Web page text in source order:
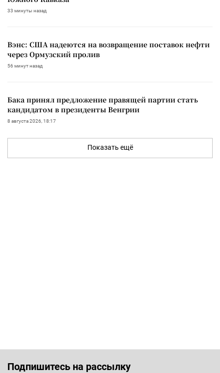
33 минуты назад
Вэнс: США надеются на возвращение поставок нефти
через Ормузский пролив
56 минут назад
Бака принял предложение правящей партии стать
кандидатом в президенты Венгрии
8 августа 2026, 18:17
Показать ещё
Подпишитесь на рассылку